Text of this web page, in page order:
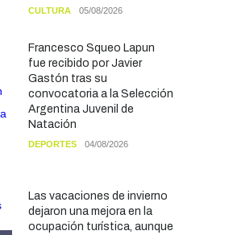
CULTURA 05/08/2026
Francesco Squeo Lapun
fue recibido por Javier
Gastón tras su
convocatoria a la Selección
Argentina Juvenil de
Natación
DEPORTES 04/08/2026
Las vacaciones de invierno
dejaron una mejora en la
ocupación turística, aunque